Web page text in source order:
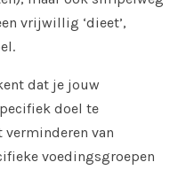
vrijwillig ‘dieet’,
dat je jouw
doel te
verminderen van
voedingsgroepen